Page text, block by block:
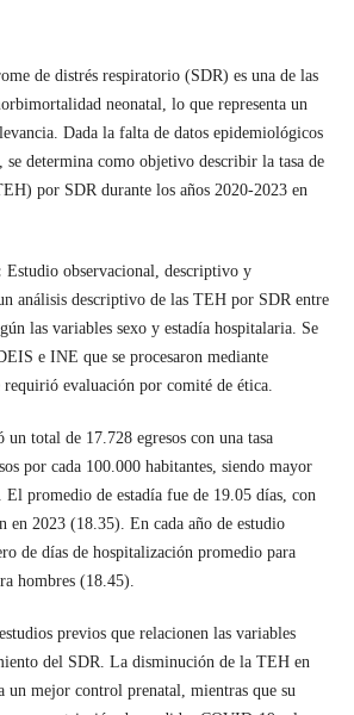
de distrés respiratorio (SDR) es una de las
neonatal, lo que representa un
Dada la falta de datos epidemiológicos
se determina como objetivo describir la tasa de
por SDR durante los años 2020-2023 en
Estudio observacional, descriptivo y
análisis descriptivo de las TEH por SDR entre
las variables sexo y estadía hospitalaria. Se
e INE que se procesaron mediante
evaluación por comité de ética.
un total de 17.728 egresos con una tasa
por cada 100.000 habitantes, siendo mayor
El promedio de estadía fue de 19.05 días, con
en 2023 (18.35). En cada año de estudio
de días de hospitalización promedio para
hombres (18.45).
previos que relacionen las variables
del SDR. La disminución de la TEH en
un mejor control prenatal, mientras que su